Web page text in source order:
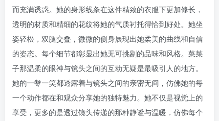
而充满诱惑。她的身形线条在这件精致的衣服下更加修长，
透明的材质和精细的花纹将她的气质衬托得恰到好处。她坐
姿轻松，双腿交叠，微微的侧身展现出她柔美的曲线和自信
的姿态。每个细节都彰显出她无可挑剔的品味和风格。菜菜
子那温柔的眼神与镜头之间的互动无疑是最吸引人的地方。
她的一颦一笑都透露着与镜头之间的亲密无间，仿佛她的每
一个动作都在和观众分享她的独特魅力。她不仅是视觉上的
享受，更多的是透过镜头传递的那种静谧与温暖，仿佛每个